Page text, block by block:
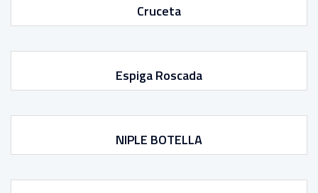
Cruceta
Espiga Roscada
NIPLE BOTELLA